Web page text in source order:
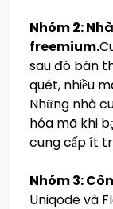
Nhóm 2:
freemium.
sau đó bán
quét, nhiều
Những nhà
hóa mã khi
cung cấp ít
Nhóm 3:
Uniqode và